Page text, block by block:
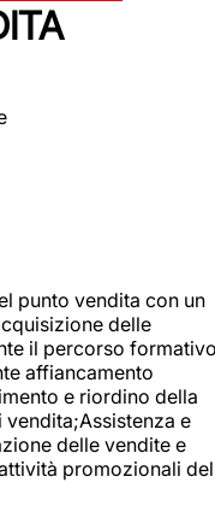
punto vendita con un
delle
il percorso
affiancamento
e riordino della
e
delle vendite e
promozionali del